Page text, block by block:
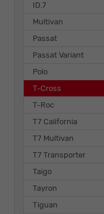
ID.7
Multivan
Passat
Passat Variant
Polo
T-Cross
T-Roc
T7 California
T7 Multivan
T7 Transporter
Taigo
Tayron
Tiguan